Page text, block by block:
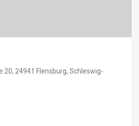
24941 Flensburg, Schleswig-